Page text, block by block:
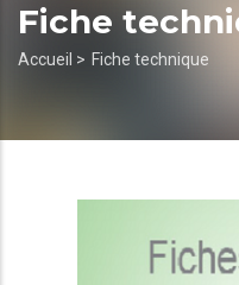
Fiche
Fil
Accueil > Fiche technique